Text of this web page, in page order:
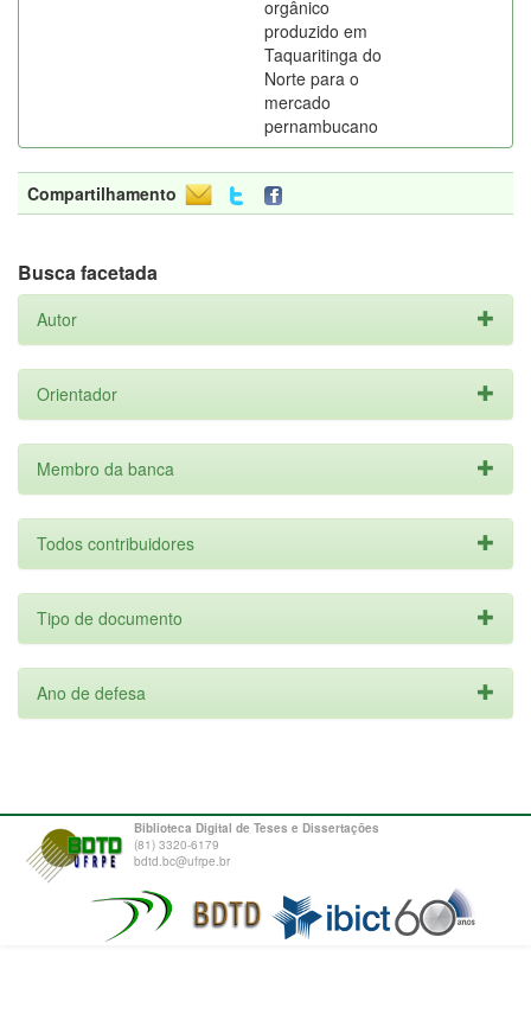
orgânico
produzido em
Taquaritinga do
Norte para o
mercado
pernambucano
Compartilhamento
Busca facetada
Autor
Orientador
Membro da banca
Todos contribuidores
Tipo de documento
Ano de defesa
Biblioteca Digital de Teses e Dissertações
(81) 3320-6179
bdtd.bc@ufrpe.br